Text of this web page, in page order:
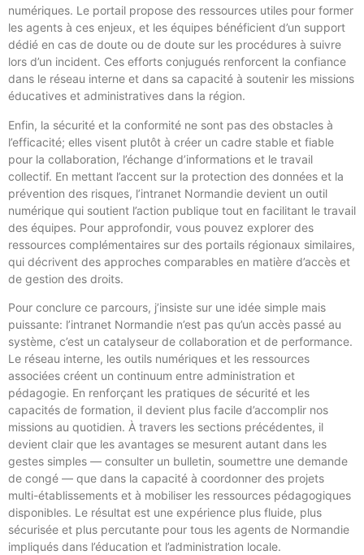
numériques. Le portail propose des ressources utiles pour former
les agents à ces enjeux, et les équipes bénéficient d’un support
dédié en cas de doute ou de doute sur les procédures à suivre
lors d’un incident. Ces efforts conjugués renforcent la confiance
dans le réseau interne et dans sa capacité à soutenir les missions
éducatives et administratives dans la région.
Enfin, la sécurité et la conformité ne sont pas des obstacles à
l’efficacité; elles visent plutôt à créer un cadre stable et fiable
pour la collaboration, l’échange d’informations et le travail
collectif. En mettant l’accent sur la protection des données et la
prévention des risques, l’intranet Normandie devient un outil
numérique qui soutient l’action publique tout en facilitant le travail
des équipes. Pour approfondir, vous pouvez explorer des
ressources complémentaires sur des portails régionaux similaires,
qui décrivent des approches comparables en matière d’accès et
de gestion des droits.
Pour conclure ce parcours, j’insiste sur une idée simple mais
puissante: l’intranet Normandie n’est pas qu’un accès passé au
système, c’est un catalyseur de collaboration et de performance.
Le réseau interne, les outils numériques et les ressources
associées créent un continuum entre administration et
pédagogie. En renforçant les pratiques de sécurité et les
capacités de formation, il devient plus facile d’accomplir nos
missions au quotidien. À travers les sections précédentes, il
devient clair que les avantages se mesurent autant dans les
gestes simples — consulter un bulletin, soumettre une demande
de congé — que dans la capacité à coordonner des projets
multi-établissements et à mobiliser les ressources pédagogiques
disponibles. Le résultat est une expérience plus fluide, plus
sécurisée et plus percutante pour tous les agents de Normandie
impliqués dans l’éducation et l’administration locale.